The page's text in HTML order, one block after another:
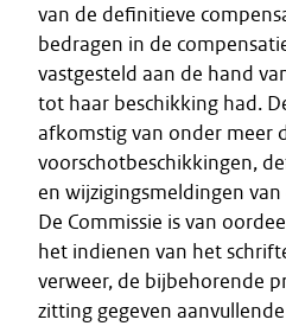
van de definitieve
bedragen in de
vastgesteld aan de hand
tot haar beschikking had.
afkomstig van onder meer
voorschotbeschikkingen,
en wijzigingsmeldingen van
De Commissie is van
het indienen van het
verweer, de bijbehorende
zitting gegeven